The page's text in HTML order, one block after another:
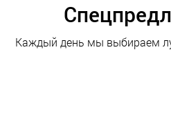
Каждый день мы выбираем